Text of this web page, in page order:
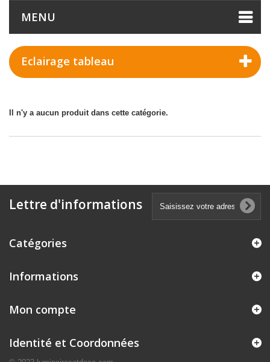
MENU
Eclairage tableau
Il n'y a aucun produit dans cette catégorie.
Lettre d'informations
Catégories
Informations
Mon compte
Identité et Coordonnées